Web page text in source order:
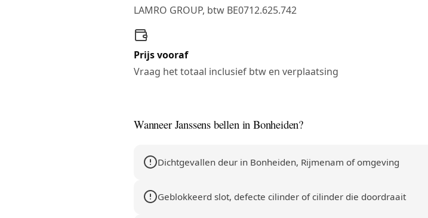
LAMRO GROUP, btw BE0712.625.742
Prijs vooraf
Vraag het totaal inclusief btw en verplaatsing
Wanneer Janssens bellen in Bonheiden?
Dichtgevallen deur in Bonheiden, Rijmenam of omgeving
Geblokkeerd slot, defecte cilinder of cilinder die doordraait